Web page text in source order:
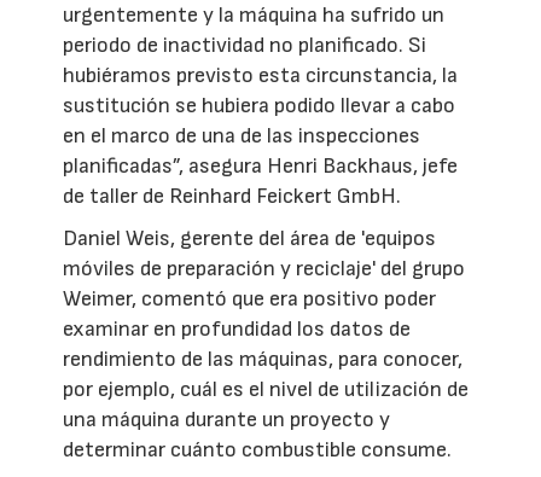
urgentemente y la máquina ha sufrido un
periodo de inactividad no planificado. Si
hubiéramos previsto esta circunstancia, la
sustitución se hubiera podido llevar a cabo
en el marco de una de las inspecciones
planificadas”, asegura Henri Backhaus, jefe
de taller de Reinhard Feickert GmbH.
Daniel Weis, gerente del área de 'equipos
móviles de preparación y reciclaje' del grupo
Weimer, comentó que era positivo poder
examinar en profundidad los datos de
rendimiento de las máquinas, para conocer,
por ejemplo, cuál es el nivel de utilización de
una máquina durante un proyecto y
determinar cuánto combustible consume.